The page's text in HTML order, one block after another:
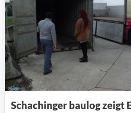
Schachinger baulog zeigt